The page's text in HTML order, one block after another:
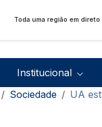
Toda uma região em direto
principal
Institucional
estrutural
Sociedade UA